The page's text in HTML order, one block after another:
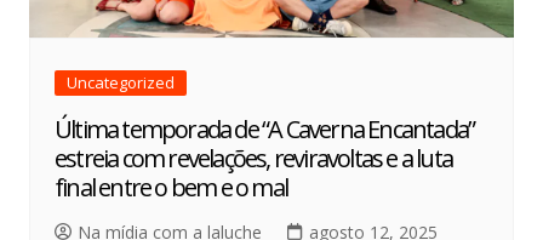
Uncategorized
Última temporada de “A Caverna Encantada”
estreia com revelações, reviravoltas e a luta
final entre o bem e o mal
Na mídia com a laluche agosto 12, 2025